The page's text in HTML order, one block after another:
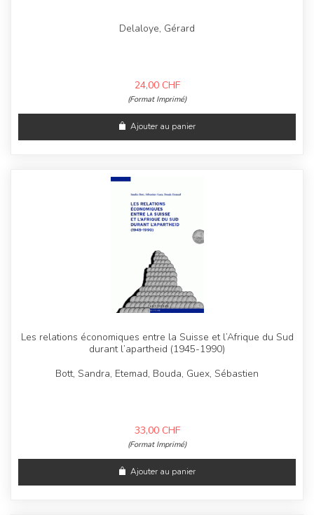
Delaloye, Gérard
24,00 CHF
(Format Imprimé)
Ajouter au panier
Les relations économiques entre la Suisse et l’Afrique du Sud
durant l’apartheid (1945-1990)
Bott, Sandra, Etemad, Bouda, Guex, Sébastien
33,00 CHF
(Format Imprimé)
Ajouter au panier